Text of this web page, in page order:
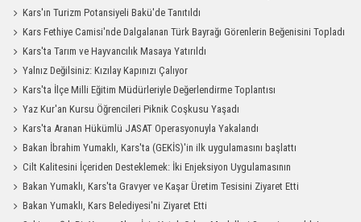
Kars'ın Turizm Potansiyeli Bakü'de Tanıtıldı
Kars Fethiye Camisi'nde Dalgalanan Türk Bayrağı Görenlerin Beğenisini Topladı
Kars'ta Tarım ve Hayvancılık Masaya Yatırıldı
Yalnız Değilsiniz: Kızılay Kapınızı Çalıyor
Kars'ta İlçe Milli Eğitim Müdürleriyle Değerlendirme Toplantısı
Yaz Kur'an Kursu Öğrencileri Piknik Coşkusu Yaşadı
Kars'ta Aranan Hükümlü JASAT Operasyonuyla Yakalandı
Bakan İbrahim Yumaklı, Kars'ta (GEKİS)'in ilk uygulamasını başlattı
Cilt Kalitesini İçeriden Desteklemek: İki Enjeksiyon Uygulamasının
Karşılaştırması
Bakan Yumaklı, Kars'ta Gravyer ve Kaşar Üretim Tesisini Ziyaret Etti
Bakan Yumaklı, Kars Belediyesi'ni Ziyaret Etti